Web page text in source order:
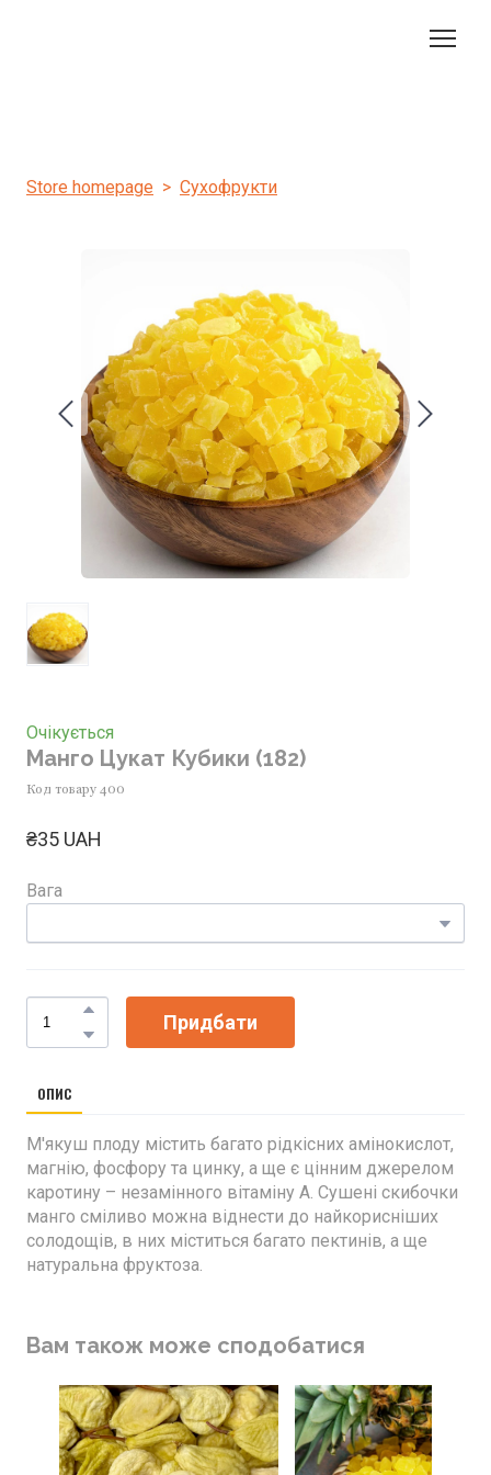
Store homepage Сухофрукти
Очікується
Манго Цукат Кубики (182)
Код товару 400
₴35 UAH
Вага
Придбати
ОПИС
М'якуш плоду містить багато рідкісних амінокислот,
магнію, фосфору та цинку, а ще є цінним джерелом
каротину – незамінного вітаміну А. Сушені скибочки
манго сміливо можна віднести до найкорисніших
солодощів, в них міститься багато пектинів, а ще
натуральна фруктоза.
Вам також може сподобатися